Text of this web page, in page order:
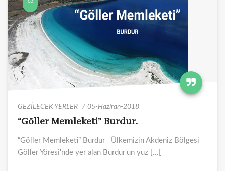
GEZİLECEK YERLER 05-Haziran-2018
“Göller Memleketi” Burdur.
“Göller Memleketi” Burdur Ülkemizin Akdeniz Bölgesi
Göller Yöresi'nde yer alan Burdur'un yuz [...[